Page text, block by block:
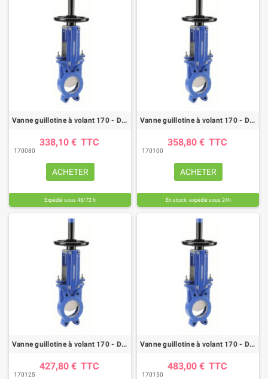
Vanne guillotine à volant 170 - DN 80mm - FTE/NBR - GN10
338,10 € TTC
170080
ACHETER
Expédié sous 48/72 h
Vanne guillotine à volant 170 - DN 100mm - FTE/NBR - GN10
358,80 € TTC
170100
ACHETER
En stock, expédié sous 24h
Vanne guillotine à volant 170 - DN 125mm - FTE/NBR - GN10
427,80 € TTC
170125
Vanne guillotine à volant 170 - DN 150mm - FTE/NBR - GN10
483,00 € TTC
170150